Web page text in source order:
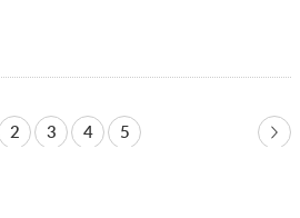
2 3 4 5